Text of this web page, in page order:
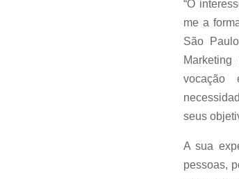
“O
me a
São
vocação
seus
A sua
pessoas,